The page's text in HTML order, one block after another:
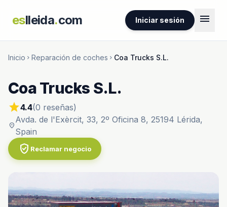
eslleida.com Iniciar sesión menu
Inicio chevron_right Reparación de coches chevron_right Coa Trucks S.L.
Coa Trucks S.L.
star4.4(0 reseñas)
location_on
Avda. de l'Exèrcit, 33, 2º Oficina 8, 25194 Lérida,
Spain
verified_user Reclamar negocio